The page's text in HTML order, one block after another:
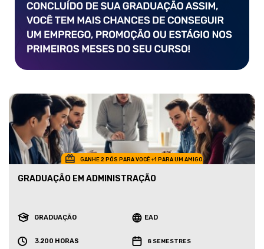
GANHE 2 PÓS PARA VOCÊ +1 PARA UM AMIGO
GRADUAÇÃO EM ADMINISTRAÇÃO
GRADUAÇÃO EAD
3.200 HORAS 8 SEMESTRES